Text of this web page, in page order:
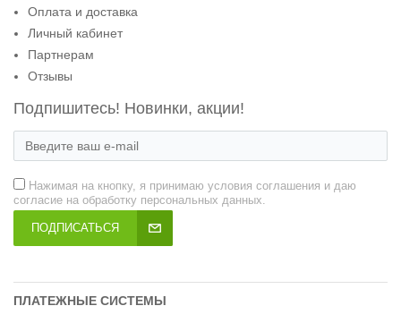
Оплата и доставка
Личный кабинет
Партнерам
Отзывы
Подпишитесь! Новинки, акции!
Нажимая на кнопку, я принимаю условия соглашения и даю
согласие на обработку персональных данных.
ПОДПИСАТЬСЯ
ПЛАТЕЖНЫЕ СИСТЕМЫ